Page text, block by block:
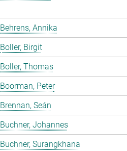
Behrens, Annika
Boller, Birgit
Boller, Thomas
Boorman, Peter
Brennan, Seán
Buchner, Johannes
Buchner, Surangkhana